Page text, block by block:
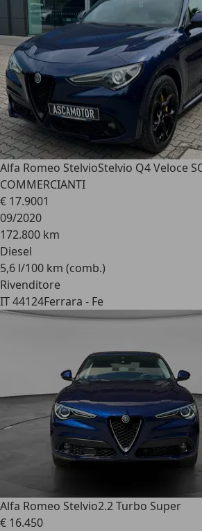
Alfa Romeo StelvioStelvio Q4 Veloce
COMMERCIANTI
€ 17.9001
09/2020
172.800 km
Diesel
5,6 l/100 km (comb.)
Rivenditore
IT 44124Ferrara - Fe
Alfa Romeo Stelvio2.2 Turbo Super
€ 16.450